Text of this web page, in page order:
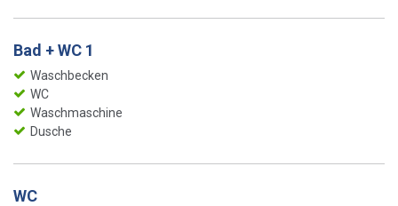
Bad + WC 1
Waschbecken
WC
Waschmaschine
Dusche
WC